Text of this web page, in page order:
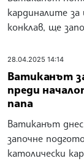
кардиналите
конклав, ще
28.04.2025 14:14
Ватиканът
преди
папа
Ватиканът
започне
католически